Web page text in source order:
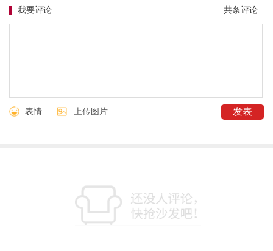
共条评论
我要评论
表情 上传图片